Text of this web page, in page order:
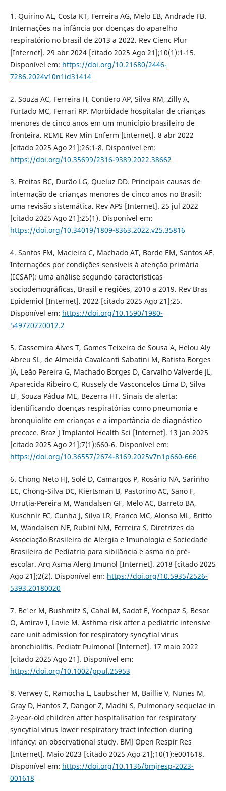
1. Quirino AL, Costa KT, Ferreira AG, Melo EB, Andrade FB.
Internações na infância por doenças do aparelho
respiratório no brasil de 2013 a 2022. Rev Cienc Plur
[Internet]. 29 abr 2024 [citado 2025 Ago 21];10(1):1-15.
Disponível em: https://doi.org/10.21680/2446-
7286.2024v10n1id31414
2. Souza AC, Ferreira H, Contiero AP, Silva RM, Zilly A,
Furtado MC, Ferrari RP. Morbidade hospitalar de crianças
menores de cinco anos em um município brasileiro de
fronteira. REME Rev Min Enferm [Internet]. 8 abr 2022
[citado 2025 Ago 21];26:1-8. Disponível em:
https://doi.org/10.35699/2316-9389.2022.38662
3. Freitas BC, Durão LG, Queluz DD. Principais causas de
internação de crianças menores de cinco anos no Brasil:
uma revisão sistemática. Rev APS [Internet]. 25 jul 2022
[citado 2025 Ago 21];25(1). Disponível em:
https://doi.org/10.34019/1809-8363.2022.v25.35816
4. Santos FM, Macieira C, Machado AT, Borde EM, Santos AF.
Internações por condições sensíveis à atenção primária
(ICSAP): uma análise segundo características
sociodemográficas, Brasil e regiões, 2010 a 2019. Rev Bras
Epidemiol [Internet]. 2022 [citado 2025 Ago 21];25.
Disponível em: https://doi.org/10.1590/1980-
549720220012.2
5. Cassemira Alves T, Gomes Teixeira de Sousa A, Helou Aly
Abreu SL, de Almeida Cavalcanti Sabatini M, Batista Borges
JA, Leão Pereira G, Machado Borges D, Carvalho Valverde JL,
Aparecida Ribeiro C, Russely de Vasconcelos Lima D, Silva
LF, Souza Pádua ME, Bezerra HT. Sinais de alerta:
identificando doenças respiratórias como pneumonia e
bronquiolite em crianças e a importância de diagnóstico
precoce. Braz J Implantol Health Sci [Internet]. 13 jan 2025
[citado 2025 Ago 21];7(1):660-6. Disponível em:
https://doi.org/10.36557/2674-8169.2025v7n1p660-666
6. Chong Neto HJ, Solé D, Camargos P, Rosário NA, Sarinho
EC, Chong-Silva DC, Kiertsman B, Pastorino AC, Sano F,
Urrutia-Pereira M, Wandalsen GF, Melo AC, Barreto BA,
Kuschnir FC, Cunha J, Silva LR, Franco MC, Alonso ML, Britto
M, Wandalsen NF, Rubini NM, Ferreira S. Diretrizes da
Associação Brasileira de Alergia e Imunologia e Sociedade
Brasileira de Pediatria para sibilância e asma no pré-
escolar. Arq Asma Alerg Imunol [Internet]. 2018 [citado 2025
Ago 21];2(2). Disponível em: https://doi.org/10.5935/2526-
5393.20180020
7. Be'er M, Bushmitz S, Cahal M, Sadot E, Yochpaz S, Besor
O, Amirav I, Lavie M. Asthma risk after a pediatric intensive
care unit admission for respiratory syncytial virus
bronchiolitis. Pediatr Pulmonol [Internet]. 17 maio 2022
[citado 2025 Ago 21]. Disponível em:
https://doi.org/10.1002/ppul.25953
8. Verwey C, Ramocha L, Laubscher M, Baillie V, Nunes M,
Gray D, Hantos Z, Dangor Z, Madhi S. Pulmonary sequelae in
2-year-old children after hospitalisation for respiratory
syncytial virus lower respiratory tract infection during
infancy: an observational study. BMJ Open Respir Res
[Internet]. Maio 2023 [citado 2025 Ago 21];10(1):e001618.
Disponível em: https://doi.org/10.1136/bmjresp-2023-
001618